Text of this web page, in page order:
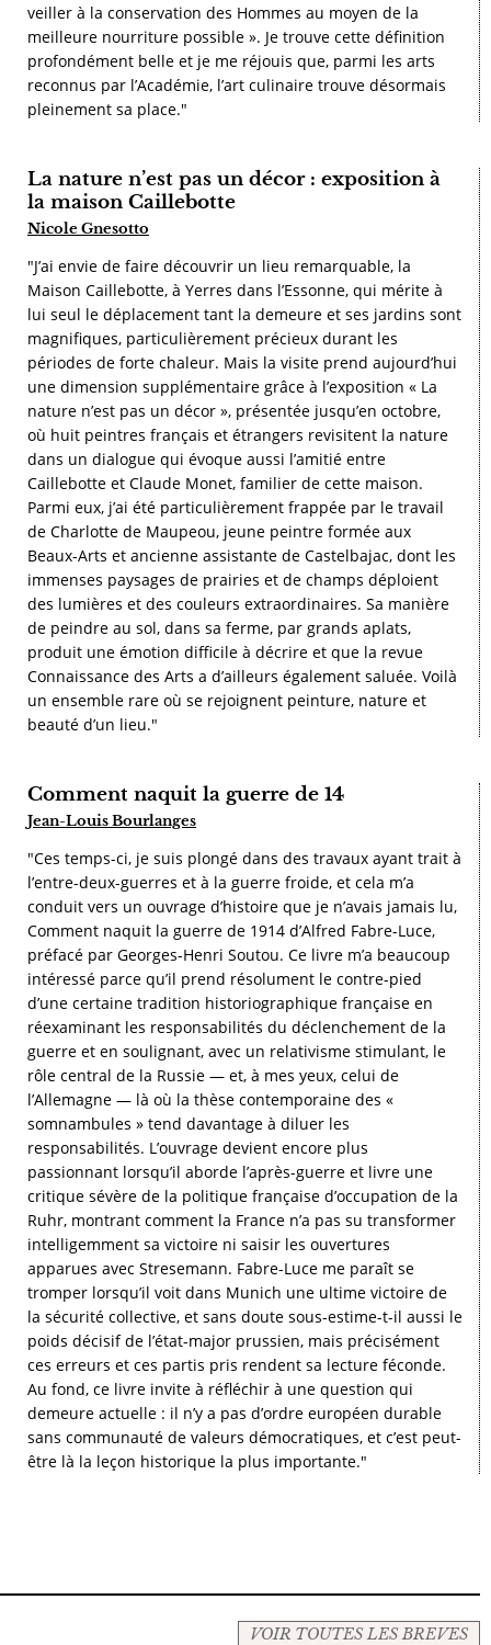
veiller à la conservation des Hommes au moyen de la
meilleure nourriture possible ». Je trouve cette définition
profondément belle et je me réjouis que, parmi les arts
reconnus par l’Académie, l’art culinaire trouve désormais
pleinement sa place."
La nature n’est pas un décor : exposition à
la maison Caillebotte
Nicole Gnesotto
"J’ai envie de faire découvrir un lieu remarquable, la
Maison Caillebotte, à Yerres dans l’Essonne, qui mérite à
lui seul le déplacement tant la demeure et ses jardins sont
magnifiques, particulièrement précieux durant les
périodes de forte chaleur. Mais la visite prend aujourd’hui
une dimension supplémentaire grâce à l’exposition « La
nature n’est pas un décor », présentée jusqu’en octobre,
où huit peintres français et étrangers revisitent la nature
dans un dialogue qui évoque aussi l’amitié entre
Caillebotte et Claude Monet, familier de cette maison.
Parmi eux, j’ai été particulièrement frappée par le travail
de Charlotte de Maupeou, jeune peintre formée aux
Beaux-Arts et ancienne assistante de Castelbajac, dont les
immenses paysages de prairies et de champs déploient
des lumières et des couleurs extraordinaires. Sa manière
de peindre au sol, dans sa ferme, par grands aplats,
produit une émotion difficile à décrire et que la revue
Connaissance des Arts a d’ailleurs également saluée. Voilà
un ensemble rare où se rejoignent peinture, nature et
beauté d’un lieu."
Comment naquit la guerre de 14
Jean-Louis Bourlanges
"Ces temps-ci, je suis plongé dans des travaux ayant trait à
l’entre-deux-guerres et à la guerre froide, et cela m’a
conduit vers un ouvrage d’histoire que je n’avais jamais lu,
Comment naquit la guerre de 1914 d’Alfred Fabre-Luce,
préfacé par Georges-Henri Soutou. Ce livre m’a beaucoup
intéressé parce qu’il prend résolument le contre-pied
d’une certaine tradition historiographique française en
réexaminant les responsabilités du déclenchement de la
guerre et en soulignant, avec un relativisme stimulant, le
rôle central de la Russie — et, à mes yeux, celui de
l’Allemagne — là où la thèse contemporaine des «
somnambules » tend davantage à diluer les
responsabilités. L’ouvrage devient encore plus
passionnant lorsqu’il aborde l’après-guerre et livre une
critique sévère de la politique française d’occupation de la
Ruhr, montrant comment la France n’a pas su transformer
intelligemment sa victoire ni saisir les ouvertures
apparues avec Stresemann. Fabre-Luce me paraît se
tromper lorsqu’il voit dans Munich une ultime victoire de
la sécurité collective, et sans doute sous-estime-t-il aussi le
poids décisif de l’état-major prussien, mais précisément
ces erreurs et ces partis pris rendent sa lecture féconde.
Au fond, ce livre invite à réfléchir à une question qui
demeure actuelle : il n’y a pas d’ordre européen durable
sans communauté de valeurs démocratiques, et c’est peut-
être là la leçon historique la plus importante."
VOIR TOUTES LES BREVES